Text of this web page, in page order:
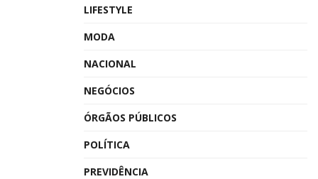
LIFESTYLE
MODA
NACIONAL
NEGÓCIOS
ÓRGÃOS PÚBLICOS
POLÍTICA
PREVIDÊNCIA